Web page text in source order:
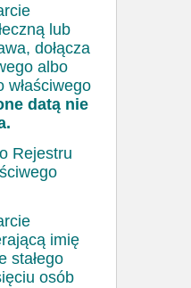
lub
dołącza
albo
datą nie
Rejestru
imię
stałego
osób